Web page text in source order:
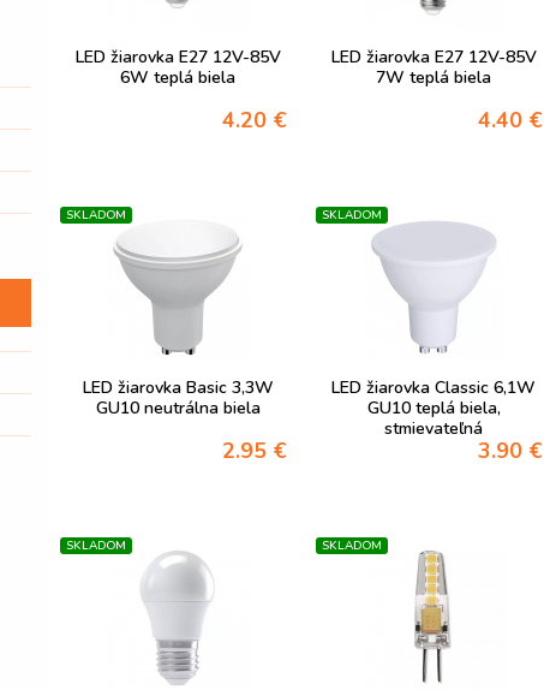
LED žiarovka E27 12V-85V
6W teplá biela
4.20 €
LED žiarovka E27 12V-85V
7W teplá biela
4.40 €
LED žiarovka Basic 3,3W
GU10 neutrálna biela
2.95 €
SKLADOM
LED žiarovka Classic 6,1W
GU10 teplá biela,
stmievateľná
3.90 €
SKLADOM
SKLADOM SKLADOM